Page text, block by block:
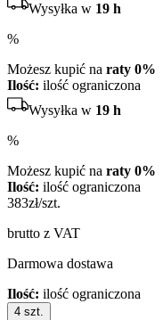
Wysyłka w 19 h
%
Możesz kupić na raty 0%
Ilość: ilość ograniczona
Wysyłka w 19 h
%
Możesz kupić na raty 0%
Ilość: ilość ograniczona
383zł/szt.
brutto z VAT
Darmowa dostawa
Ilość: ilość ograniczona
4 szt.